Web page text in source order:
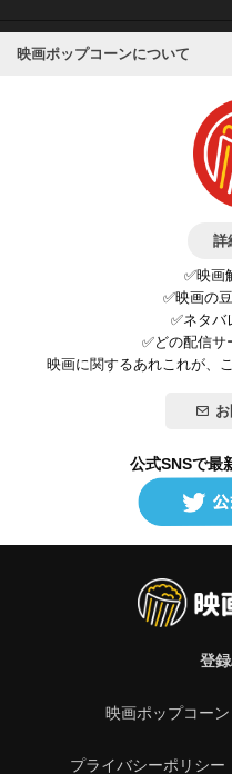
映画ポップコーンについて
詳
✅映画
✅映画の
✅ネタバ
✅どの配信サ
映画に関するあれこれが、
公式SNSで最
登
映画ポップコーン
プライバシーポリシー